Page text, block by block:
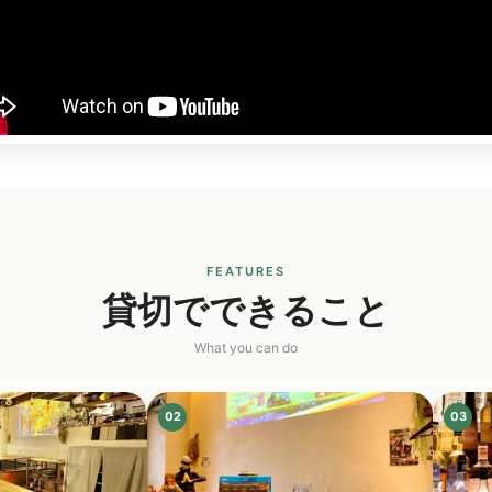
FEATURES
貸切でできること
What you can do
02 03